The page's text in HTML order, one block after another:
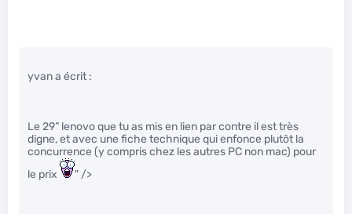
yvan a écrit :
Le 29” lenovo que tu as mis en lien par contre il est très
digne, et avec une fiche technique qui enfonce plutôt la
concurrence (y compris chez les autres PC non mac) pour
le prix
" />